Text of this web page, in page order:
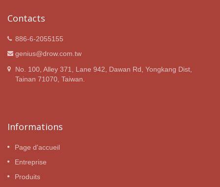
Contacts
886-6-2055155
genius@drow.com.tw
No. 100, Alley 371, Lane 942, Dawan Rd, Yongkang Dist,
Tainan 71070, Taiwan.
Informations
Page d'accueil
Entreprise
Produits